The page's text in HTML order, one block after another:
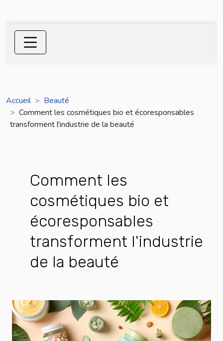
Accueil
Beauté
Comment les cosmétiques bio et écoresponsables
transforment l'industrie de la beauté
Comment les
cosmétiques bio et
écoresponsables
transforment l'industrie
de la beauté